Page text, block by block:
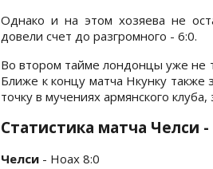
Однако и на этом хозяева не
довели счет до разгромного - 6:0.
Во втором тайме лондонцы уже не
Ближе к концу матча Нкунку также
точку в мучениях армянского
Статистика матча Челси
Челси - Ноах 8:0